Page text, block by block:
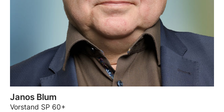
Janos Blum
Vorstand SP 60+